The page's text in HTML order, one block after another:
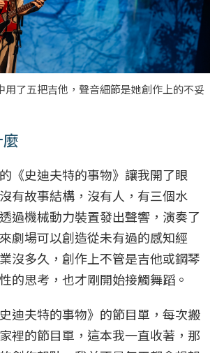
用了五把吉他，聲音細節是她創作上的不妥
《史迪夫特的事物》讓我開了眼
有故事結構，沒有人，有三個水
過機械動力裝置發出聲響，演奏了
劇場可以創造從未有過的感知經
沒多久，創作上不管是吉他或鋼琴
的思考，也才剛開始接觸舞蹈。
迪夫特的事物》的節目單，每次搬
裡的節目單，這本我一直收著，那